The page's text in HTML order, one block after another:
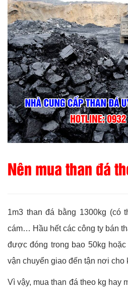
Nên mua than đá
1m3 than đá bằng 1300kg (có
cám… Hầu hết các công ty bán
được đóng trong bao 50kg
vận chuyển giao đến tận nơi cho
Vì vậy, mua than đá theo kg hay